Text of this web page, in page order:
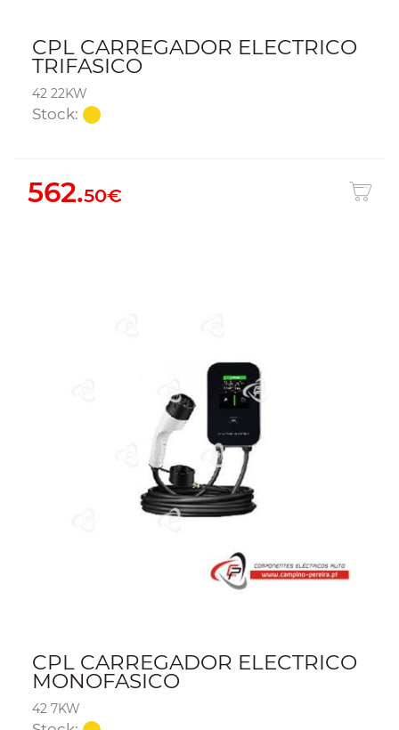
CPL CARREGADOR ELECTRICO
TRIFASICO
42 22KW
Stock:
562.50€
CPL CARREGADOR ELECTRICO
MONOFASICO
42 7KW